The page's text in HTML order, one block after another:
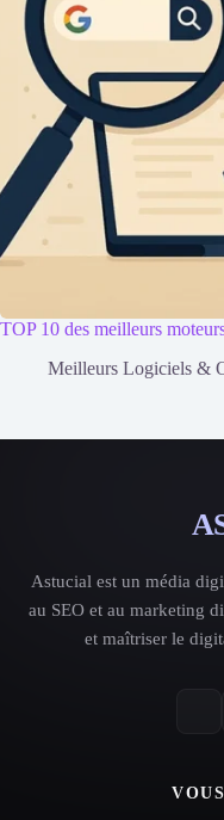
TOP 10 des meilleurs
Meilleurs Logiciels &
Astucial est un média
au SEO et au marketing
et maîtriser le